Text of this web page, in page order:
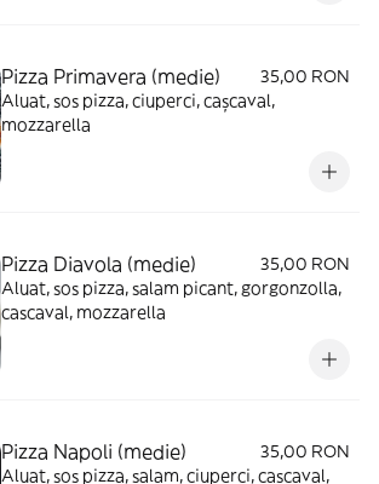
Pizza Primavera (medie)
35,00 RON
Aluat, sos pizza, ciuperci, cașcaval,
mozzarella
Pizza Diavola (medie)
35,00 RON
Aluat, sos pizza, salam picant, gorgonzolla,
cascaval, mozzarella
Pizza Napoli (medie)
35,00 RON
Aluat, sos pizza, salam, ciuperci, cascaval,